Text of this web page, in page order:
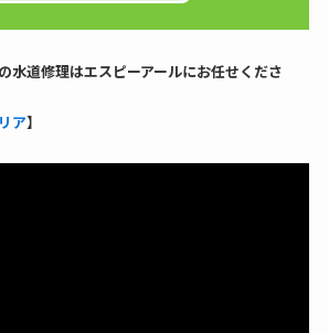
水道修理はエスピーアールにお任せくださ
ア】